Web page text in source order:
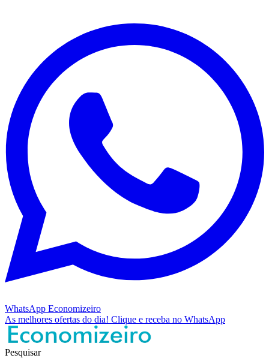
WhatsApp Economizeiro
As melhores ofertas do dia! Clique e receba no WhatsApp
Pesquisar